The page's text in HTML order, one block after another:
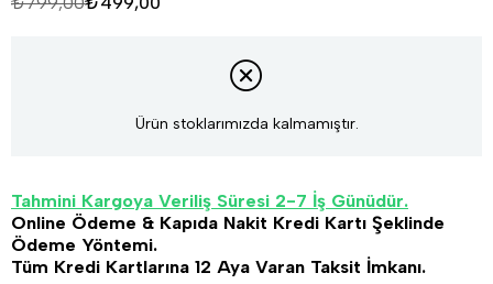
Ürün stoklarımızda kalmamıştır.
Tahmini Kargoya Veriliş Süresi 2-7 İş Günüdür.
Online Ödeme & Kapıda Nakit Kredi Kartı Şeklinde
Ödeme Yöntemi.
Tüm Kredi Kartlarına 12 Aya Varan Taksit İmkanı.